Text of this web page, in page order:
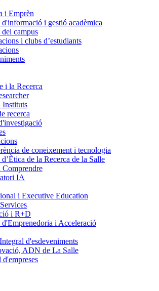
i Emprèn
d'informació i gestió acadèmica
del campus
i clubs d’estudiants
i la Recerca
Instituts
recerca
de coneixement i tecnologia
de la Recerca de la Salle
Comprendre
IA
i Executive Education
i R+D
d'Emprenedoria i Acceleració
d'esdeveniments
ADN de La Salle
d'empreses